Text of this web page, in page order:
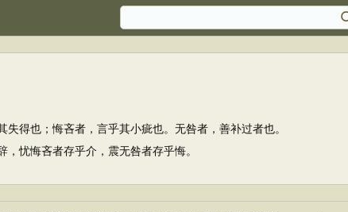
也；悔吝者，言乎其小疵也。无咎者，善补过者也。
忧悔吝者存乎介，震无咎者存乎悔。